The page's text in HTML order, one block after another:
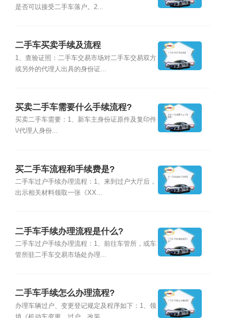
是否可以接受二手车落户。2...
二手车买卖手续及流程
1、查验证照：二手车交易市场对二手车交易双方
或另外的代理人出具的身份证...
买卖二手车需要什么手续流程?
买卖二手车需要：1、新车主身份证原件及复印件
\/代理人身份...
买二手车流程和手续费是?
二手车过户手续办理流程：1、来到过户大厅后，
出示相关材料领取一张《XX...
二手车手续办理流程是什么?
二手车过户手续办理流程：1、前往车管所，或车
管所驻二手车交易市场处办理...
二手车手续怎么办理流程?
办理车辆过户、变更登记规定及程序如下：1、领